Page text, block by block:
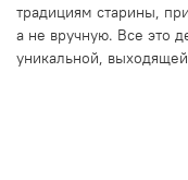
традициям старины,
а не вручную. Все это
уникальной,